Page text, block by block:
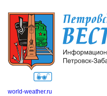
world-weather.ru